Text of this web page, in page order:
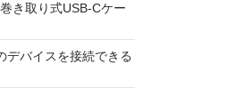
き取り式USB-Cケー
デバイスを接続できる